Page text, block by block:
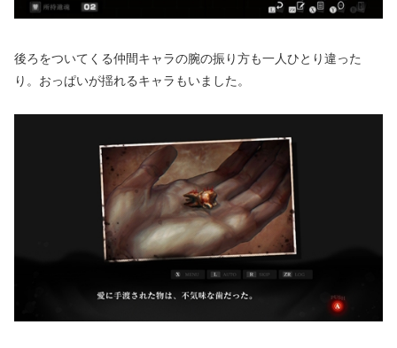
後ろをついてくる仲間キャラの腕の振り方も一人ひとり違った
り。おっぱいが揺れるキャラもいました。